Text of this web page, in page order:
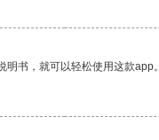
书，就可以轻松使用这款app。